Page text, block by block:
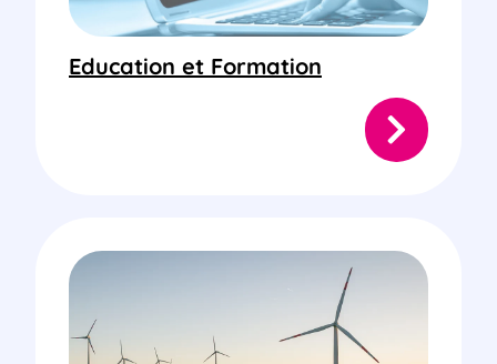
Education et Formation